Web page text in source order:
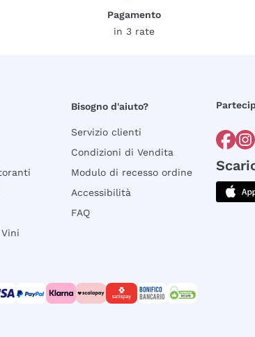
Pagamento
in 3 rate
Bisogno d'aiuto?
Servizio clienti
Condizioni di Vendita
Modulo di recesso ordine
Accessibilità
FAQ